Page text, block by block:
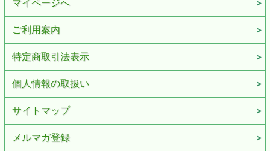
マイページへ
ご利用案内
特定商取引法表示
個人情報の取扱い
サイトマップ
メルマガ登録